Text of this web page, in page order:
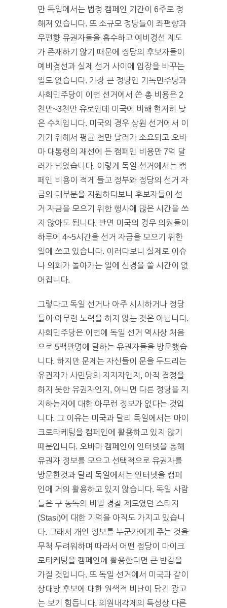
만 독일에서는 법정 캠페인 기간이 6주로 정
해져 있습니다. 또 소규모 정당들이 좌편향과
우편향 유권자들을 흡수하고 예비경선 제도
가 존재하기 않기 때문에 정당의 후보자들이
예비경선과 실제 선거 사이에 입장을 바꾸는
일도 없습니다. 가장 큰 정당인 기독민주당과
사회민주당이 이번 선거에서 쓴 총 비용은 2
천만~3천만 유로인데 미국에 비해 현저히 낮
은 수치입니다. 미국의 경우 상원 선거에서 이
기기 위해서 평균 천만 달러가 소요되고 오바
마 대통령의 재선에 든 캠페인 비용만 7억 달
러가 넘었습니다. 이렇게 독일 선거에서는 캠
페인 비용이 적게 들고 정부와 정당의 선거 자
금의 대부분을 지원하다보니 후보자들이 선
거 자금을 모으기 위한 행사에 많은 시간을 쓰
지 않아도 됩니다. 반면 미국의 경우 의원들이
하루에 4~5시간을 선거 자금을 모으기 위한
일에 쓰고 있습니다. 이러다보니 실제로 이슈
나 의회가 돌아가는 일에 신경을 쓸 시간이 없
어집니다.
그렇다고 독일 선거나 아주 시시하거나 정당
들이 아무런 노력을 하지 않는 것은 아닙니다.
사회민주당은 이번에 독일 선거 역사상 처음
으로 5백만명에 달하는 유권자들을 방문했습
니다. 하지만 문제는 자신들이 문을 두드리는
유권자가 사민당의 지지자인지, 아직 결정을
하지 못한 유권자인지, 아니면 다른 정당을 지
지하는지에 대한 아무런 정보가 없다는 것입
니다. 그 이유는 미국과 달리 독일에서는 마이
크로타케팅을 캠페인에 활용하고 있지 않기
때문입니다. 오바마 캠페인이 인터넷을 통해
유권자 정보를 모으고 선택적으로 유권자를
방문한것과 달리 독일에서는 인터넷을 캠페
인에 거의 활용하고 있지 않습니다. 독일 사람
들은 구 동독의 비밀 경찰 제도였던 스타지
(Stasi)에 대한 기억을 아직도 가지고 있습니
다. 그래서 개인 정보를 누군가에게 주는 것을
무척 두려워하며 따라서 어떤 정당이 마이크
로타케팅을 캠페인에 활용한다면 큰 반감을
가질 것입니다. 또 독일 선거에서 미국과 같이
상대방 후보에 대한 원색적 비난이 담긴 광고
는 보기 힘듭니다. 의원내각제의 특성상 다른